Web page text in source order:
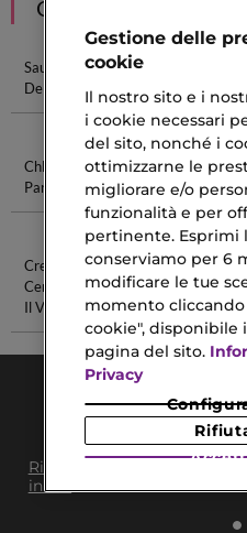
CONSIGLIATI PER TE
Sauvage Eau
De Parfum
Miss Dior Eau
De Parfum
Chloe Eau De
Parfum
Carolina
Herrera Eau
De Parfum
Crema Con
Ceramidi Per
Il Viso
Tattoo Gel
Ritiro in negozio
in 2H
Gestione delle
cookie
Il nostro sito e i
i cookie necessari
del sito, nonché i
ottimizzarne le
migliorare e/o
funzionalità e per
pertinente. Esprimi
conserviamo per 6
modificare le tue
momento
cookie", disponibile
pagina del sito.
Privacy